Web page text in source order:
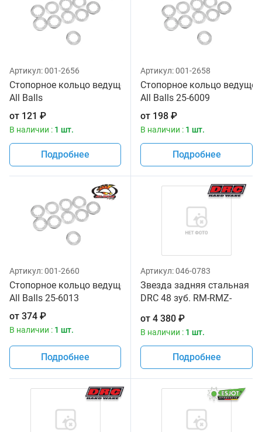
Артикул:001-2656
Стопорное кольцо ведущей звезды 1 шт. для Kawasaki,
All Balls
от 121 ₽
В наличии : 1 шт.
Подробнее
Артикул:001-2658
Стопорное кольцо
All Balls 25-6009
от 198 ₽
В наличии : 1 шт.
Подробнее
Артикул:001-2660
Стопорное кольцо ведущей звезды 1 шт. для KTM
All Balls 25-6013
от 374 ₽
В наличии : 1 шт.
Подробнее
Артикул:046-0783
Звезда задняя стальная
DRC 48 зуб. RM-RMZ-
от 4 380 ₽
В наличии : 1 шт.
Подробнее